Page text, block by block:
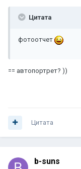
Цитата
фотоотчет
== автопортрет? ))
Цитата
b-suns